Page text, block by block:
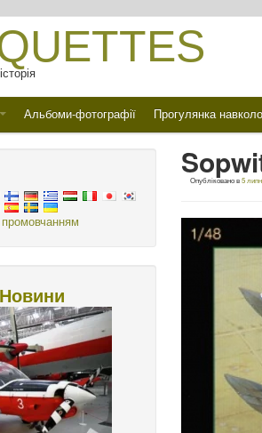
Альбоми-фотографії Прогулянка навколо
Опубліковано в5